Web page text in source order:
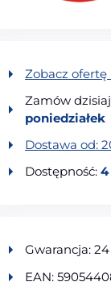
Zobacz ofertę
Zamów
poniedziałek
Dostawa od:
Dostępność: 4
Gwarancja:
EAN: